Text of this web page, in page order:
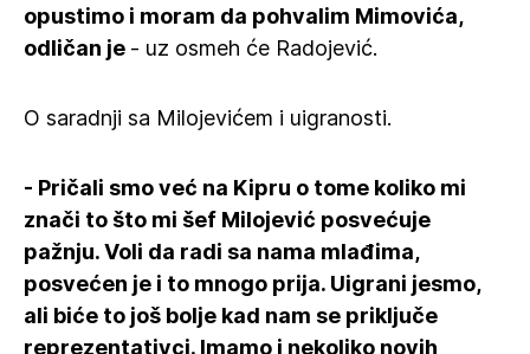
opustimo i moram da pohvalim Mimovića,
odličan je - uz osmeh će Radojević.
O saradnji sa Milojevićem i uigranosti.
- Pričali smo već na Kipru o tome koliko mi
znači to što mi šef Milojević posvećuje
pažnju. Voli da radi sa nama mlađima,
posvećen je i to mnogo prija. Uigrani jesmo,
ali biće to još bolje kad nam se priključe
reprezentativci. Imamo i nekoliko novih